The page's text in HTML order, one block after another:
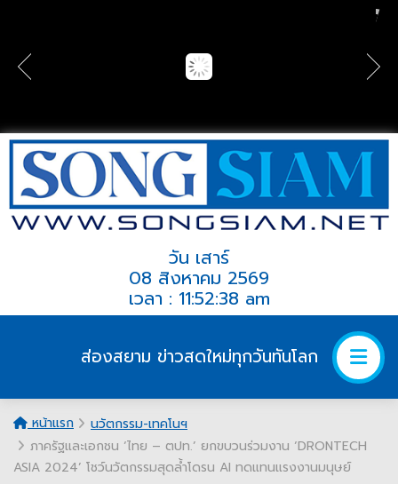
วัน เสาร์
08 สิงหาคม 2569
เวลา : 11:52:38 am
ส่องสยาม ข่าวสดใหม่ทุกวันทันโลก
หน้าแรก
นวัตกรรม-เทคโนฯ
ภาครัฐและเอกชน ‘ไทย – ตปท.’ ยกขบวนร่วมงาน ‘DRONTECH
ASIA 2024’ โชว์นวัตกรรมสุดล้ำโดรน AI ทดแทนแรงงานมนุษย์